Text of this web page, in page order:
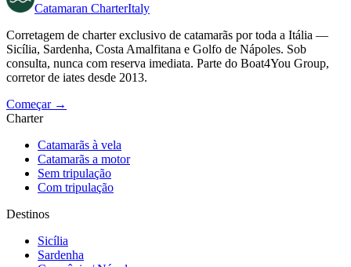
Catamaran CharterItaly
Corretagem de charter exclusivo de catamarãs por toda a Itália —
Sicília, Sardenha, Costa Amalfitana e Golfo de Nápoles. Sob
consulta, nunca com reserva imediata. Parte do Boat4You Group,
corretor de iates desde 2013.
Começar →
Charter
Catamarãs à vela
Catamarãs a motor
Sem tripulação
Com tripulação
Destinos
Sicília
Sardenha